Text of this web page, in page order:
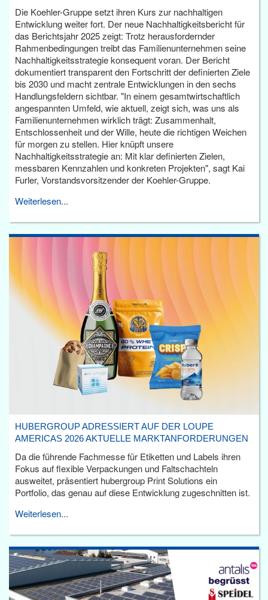
Die Koehler-Gruppe setzt ihren Kurs zur nachhaltigen
Entwicklung weiter fort. Der neue Nachhaltigkeitsbericht für
das Berichtsjahr 2025 zeigt: Trotz herausfordernder
Rahmenbedingungen treibt das Familienunternehmen seine
Nachhaltigkeitsstrategie konsequent voran. Der Bericht
dokumentiert transparent den Fortschritt der definierten Ziele
bis 2030 und macht zentrale Entwicklungen in den sechs
Handlungsfeldern sichtbar. "In einem gesamtwirtschaftlich
angespannten Umfeld, wie aktuell, zeigt sich, was uns als
Familienunternehmen wirklich trägt: Zusammenhalt,
Entschlossenheit und der Wille, heute die richtigen Weichen
für morgen zu stellen. Hier knüpft unsere
Nachhaltigkeitsstrategie an: Mit klar definierten Zielen,
messbaren Kennzahlen und konkreten Projekten", sagt Kai
Furler, Vorstandsvorsitzender der Koehler-Gruppe.
Weiterlesen...
HUBERGROUP ADRESSIERT AUF DER LOUPE
AMERICAS 2026 AKTUELLE MARKTANFORDERUNGEN
Da die führende Fachmesse für Etiketten und Labels ihren
Fokus auf flexible Verpackungen und Faltschachteln
ausweitet, präsentiert hubergroup Print Solutions ein
Portfolio, das genau auf diese Entwicklung zugeschnitten ist.
Weiterlesen...